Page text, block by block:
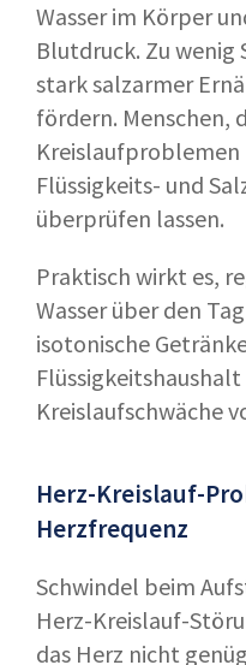
Wasser im Körper
Blutdruck. Zu wenig
stark salzarmer
fördern. Menschen,
Flüssigkeits- und
überprüfen lassen.
Praktisch wirkt es,
Wasser über den
isotonische
Kreislaufschwäche
Herz-Kreislauf-
Herzfrequenz
Schwindel beim
Herz-Kreislauf-
das Herz nicht